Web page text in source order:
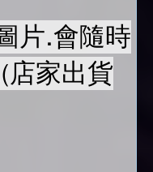
片.會隨時
店家出貨